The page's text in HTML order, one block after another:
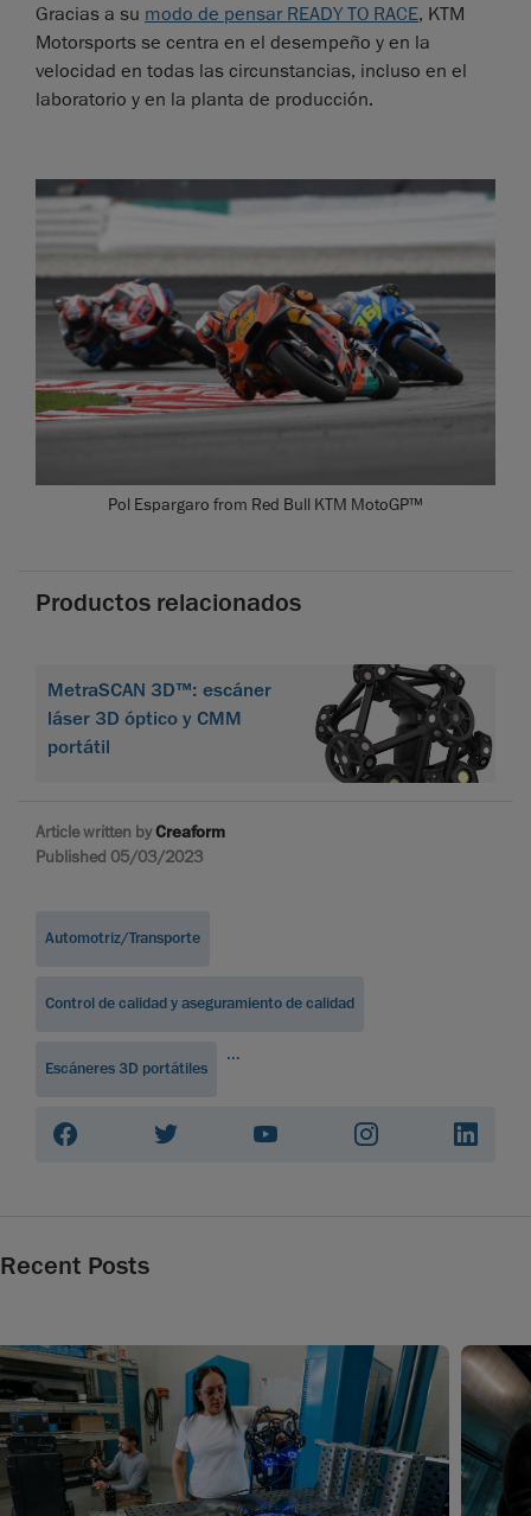
Gracias a su modo de pensar READY TO RACE, KTM
Motorsports se centra en el desempeño y en la
velocidad en todas las circunstancias, incluso en el
laboratorio y en la planta de producción.
Pol Espargaro from Red Bull KTM MotoGP™
Productos relacionados
MetraSCAN 3D™: escáner
láser 3D óptico y CMM
portátil
Article written byCreaform
Published 05/03/2023
Automotriz/Transporte
Control de calidad y aseguramiento de calidad
Escáneres 3D portátiles
...
Recent Posts